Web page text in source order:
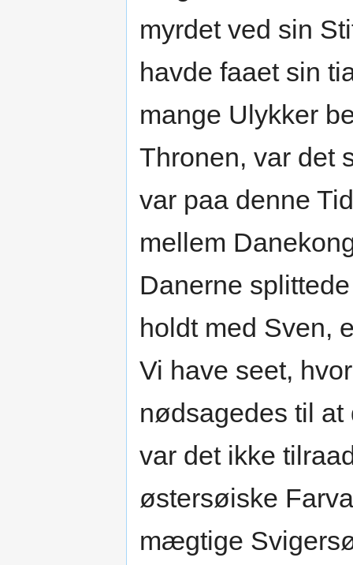
myrdet ved sin
havde faaet sin
mange Ulykker
Thronen, var det
var paa denne
mellem
Danerne
holdt med Sven,
Vi have seet,
nødsagedes til
var det ikke
østersøiske
mægtige